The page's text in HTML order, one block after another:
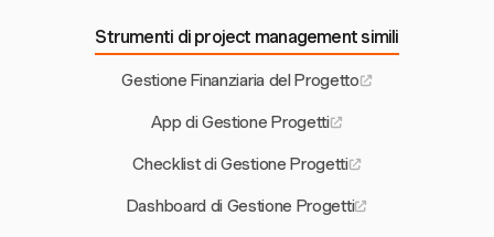
Strumenti di project management simili
Gestione Finanziaria del Progetto
App di Gestione Progetti
Checklist di Gestione Progetti
Dashboard di Gestione Progetti